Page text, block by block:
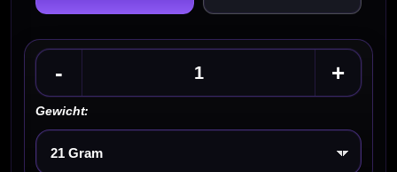
- +
Gewicht:
Kies een optie